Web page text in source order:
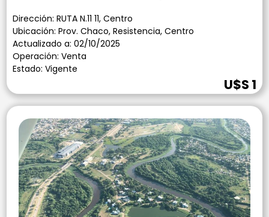
Dirección: RUTA N.11 11, Centro
Ubicación: Prov. Chaco, Resistencia, Centro
Actualizado a: 02/10/2025
Operación: Venta
Estado: Vigente
U$S 1